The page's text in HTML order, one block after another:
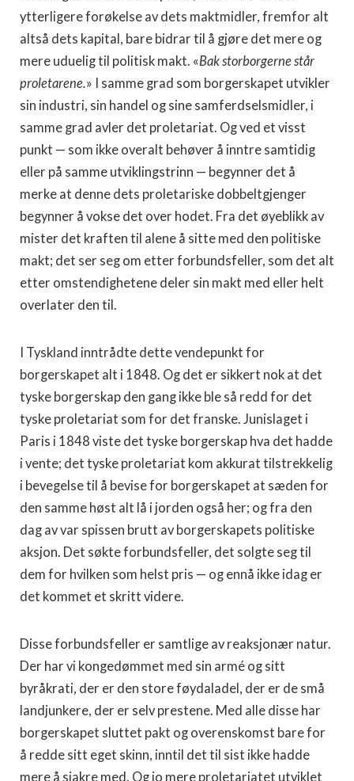
ytterligere forøkelse av dets maktmidler, fremfor alt
altså dets kapital, bare bidrar til å gjøre det mere og
mere uduelig til politisk makt. «Bak storborgerne står
proletarene.» I samme grad som borgerskapet utvikler
sin industri, sin handel og sine samferdselsmidler, i
samme grad avler det proletariat. Og ved et visst
punkt — som ikke overalt behøver å inntre samtidig
eller på samme utviklingstrinn — begynner det å
merke at denne dets proletariske dobbeltgjenger
begynner å vokse det over hodet. Fra det øyeblikk av
mister det kraften til alene å sitte med den politiske
makt; det ser seg om etter forbundsfeller, som det alt
etter omstendighetene deler sin makt med eller helt
overlater den til.
I Tyskland inntrådte dette vendepunkt for
borgerskapet alt i 1848. Og det er sikkert nok at det
tyske borgerskap den gang ikke ble så redd for det
tyske proletariat som for det franske. Junislaget i
Paris i 1848 viste det tyske borgerskap hva det hadde
i vente; det tyske proletariat kom akkurat tilstrekkelig
i bevegelse til å bevise for borgerskapet at sæden for
den samme høst alt lå i jorden også her; og fra den
dag av var spissen brutt av borgerskapets politiske
aksjon. Det søkte forbundsfeller, det solgte seg til
dem for hvilken som helst pris — og ennå ikke idag er
det kommet et skritt videre.
Disse forbundsfeller er samtlige av reaksjonær natur.
Der har vi kongedømmet med sin armé og sitt
byråkrati, der er den store føydaladel, der er de små
landjunkere, der er selv prestene. Med alle disse har
borgerskapet sluttet pakt og overenskomst bare for
å redde sitt eget skinn, inntil det til sist ikke hadde
mere å sjakre med. Og jo mere proletariatet utviklet